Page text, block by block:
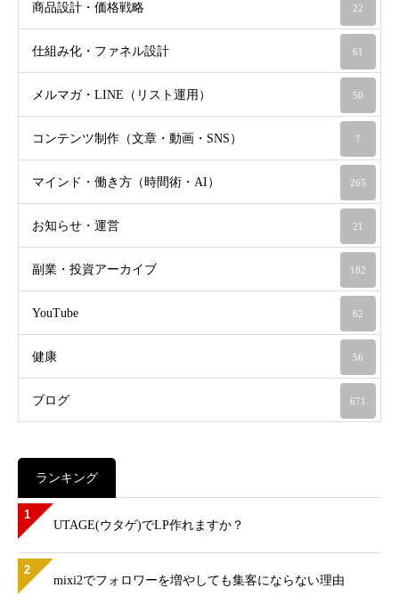
商品設計・価格戦略 22
仕組み化・ファネル設計 61
メルマガ・LINE（リスト運用） 50
コンテンツ制作（文章・動画・SNS） 7
マインド・働き方（時間術・AI） 265
お知らせ・運営 21
副業・投資アーカイブ 182
YouTube 62
健康 56
ブログ 671
ランキング
1
UTAGE(ウタゲ)でLP作れますか？
2
mixi2でフォロワーを増やしても集客にならない理由